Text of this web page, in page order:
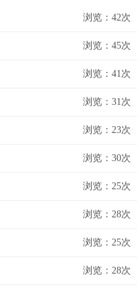
浏览：42次
浏览：45次
浏览：41次
浏览：31次
浏览：23次
浏览：30次
浏览：25次
浏览：28次
浏览：25次
浏览：28次